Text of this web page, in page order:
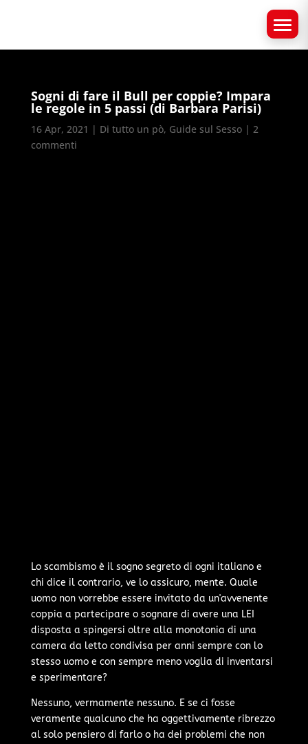
Sogni di fare il Bull per coppie? Impara
le regole in 5 passi (di Barbara Parisi)
16 Apr, 2021 | Di tutto un pò, Guide sul Sesso| 2
commenti
Lo scambismo è il sogno segreto di ogni italiano e
chi dice il contrario, ve lo assicuro, mente. Quale
uomo non vorrebbe essere invitato da un'avvenente
coppia a partecipare o sognare di avere una LEI
disposta a spingersi oltre alla monotonia di una
camera da letto condivisa per anni sempre con lo
stesso uomo e con sempre meno voglia di inventarsi
e sperimentare?
Nessuno, vermamente nessuno. E se ci fosse
veramente qualcuno che ha oggettivamente ribrezzo
al solo pensiero di farlo o ha dei problemi che non